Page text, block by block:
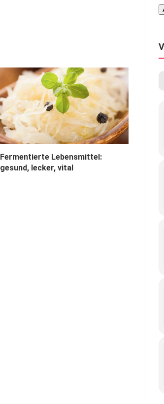
Fermentierte Lebensmittel:
gesund, lecker, vital